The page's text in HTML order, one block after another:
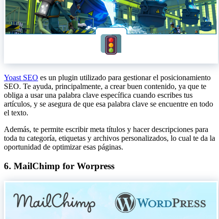
Yoast SEO es un plugin utilizado para gestionar el posicionamiento
SEO. Te ayuda, principalmente, a crear buen contenido, ya que te
obliga a usar una palabra clave específica cuando escribes tus
artículos, y se asegura de que esa palabra clave se encuentre en todo
el texto.
Además, te permite escribir meta títulos y hacer descripciones para
toda tu categoría, etiquetas y archivos personalizados, lo cual te da la
oportunidad de optimizar esas páginas.
6. MailChimp for Worpress